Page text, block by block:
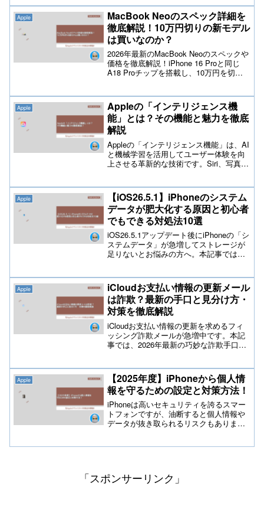
では現在までに判明している原因や対処
方法を解説しております。
Apple
MacBook Neoのスペック詳細を
徹底解説！10万円切りの新モデル
は買いなのか？
2026年最新のMacBook Neoのスペックや
価格を徹底解説！iPhone 16 Proと同じ
A18 Proチップを搭載し、10万円を切る
よくある質問まで網羅。今買うべきか迷
っている方は必見です！
Apple
Appleの「インテリジェンス機
能」とは？その機能と魅力を徹底
解説
Appleの「インテリジェンス機能」は、AI
と機械学習を活用してユーザー体験を向
上させる革新的な技術です。Siri、写真検
を実現します。本記事でテックスタイル
chが解説します。
Apple
【iOS26.5.1】iPhoneのシステム
データが肥大化する原因と初心者
でもできる対処法10選
iOS26.5.1アップデート後にiPhoneの「シ
ステムデータ」が急増してストレージが
足りないとお悩みの方へ。本記事では、
のある具体的な対処法や2026年最新のお
すすめ周辺機器まで詳しくご紹介しま
す。
Apple
iCloudお支払い情報の更新メール
は詐欺？最新の手口と見分け方・
対策を徹底解説
iCloudお支払い情報の更新を求めるフィ
ッシング詐欺メールが急増中です。本記
事では、2026年最新の巧妙な詐欺手口や
一、情報を入力してしまった場合の正し
い対処法も網羅。大切な個人情報と資産
をしっかり守りましょう。
Apple
【2025年度】iPhoneから個人情
報を守るための設定と対策方法！
iPhoneは高いセキュリティを誇るスマー
トフォンですが、油断すると個人情報や
データが抜き取られるリスクもありま
介。
「スポンサーリンク」